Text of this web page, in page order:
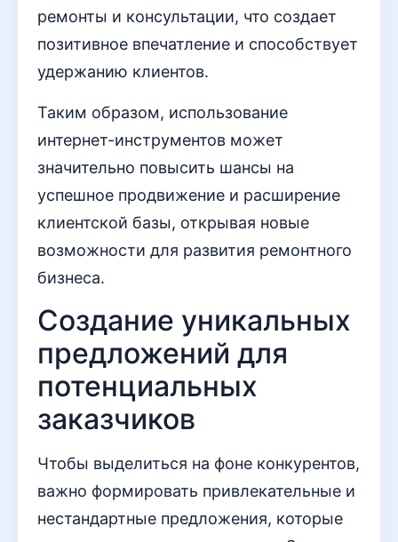
ремонты и консультации, что создает
позитивное впечатление и способствует
удержанию клиентов.
Таким образом, использование
интернет-инструментов может
значительно повысить шансы на
успешное продвижение и расширение
клиентской базы, открывая новые
возможности для развития ремонтного
бизнеса.
Создание уникальных
предложений для
потенциальных
заказчиков
Чтобы выделиться на фоне конкурентов,
важно формировать привлекательные и
нестандартные предложения, которые